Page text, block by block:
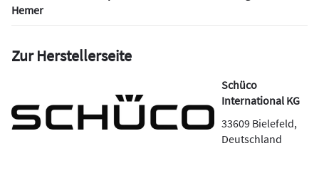
Hemer
Zur Herstellerseite
Schüco
International KG
33609 Bielefeld,
Deutschland